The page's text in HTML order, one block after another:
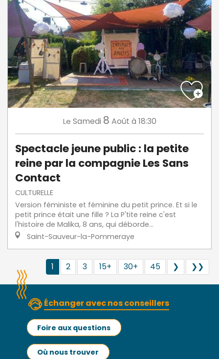
Le Samedi 8 Août à 18:30
Spectacle jeune public : la petite
reine par la compagnie Les Sans
Contact
CULTURELLE
Version féministe et féminine du petit prince. Et si le
petit prince était une fille ? La P'tite reine c'est
l'histoire de Malika, 8 ans, qui déborde...
Saint-Sauveur-la-Pommeraye
1 2 3 15+ 30+ 45 ❯ ❯❯
Échanger avec nos conseillers
Foire aux questions
Où nous trouver